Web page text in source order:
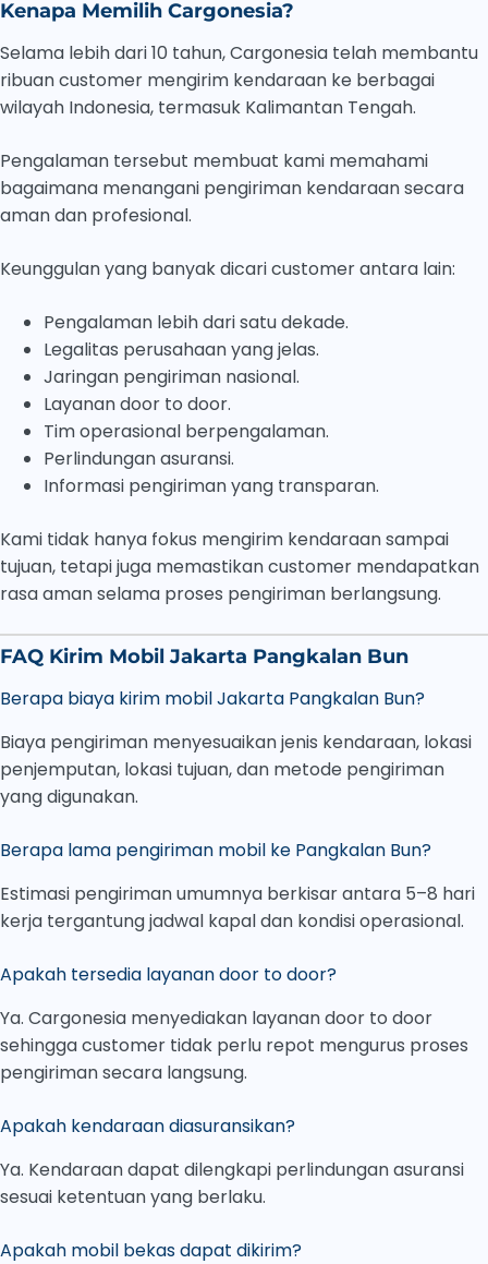
Kenapa Memilih Cargonesia?
Selama lebih dari 10 tahun, Cargonesia telah membantu
ribuan customer mengirim kendaraan ke berbagai
wilayah Indonesia, termasuk Kalimantan Tengah.
Pengalaman tersebut membuat kami memahami
bagaimana menangani pengiriman kendaraan secara
aman dan profesional.
Keunggulan yang banyak dicari customer antara lain:
Pengalaman lebih dari satu dekade.
Legalitas perusahaan yang jelas.
Jaringan pengiriman nasional.
Layanan door to door.
Tim operasional berpengalaman.
Perlindungan asuransi.
Informasi pengiriman yang transparan.
Kami tidak hanya fokus mengirim kendaraan sampai
tujuan, tetapi juga memastikan customer mendapatkan
rasa aman selama proses pengiriman berlangsung.
FAQ Kirim Mobil Jakarta Pangkalan Bun
Berapa biaya kirim mobil Jakarta Pangkalan Bun?
Biaya pengiriman menyesuaikan jenis kendaraan, lokasi
penjemputan, lokasi tujuan, dan metode pengiriman
yang digunakan.
Berapa lama pengiriman mobil ke Pangkalan Bun?
Estimasi pengiriman umumnya berkisar antara 5–8 hari
kerja tergantung jadwal kapal dan kondisi operasional.
Apakah tersedia layanan door to door?
Ya. Cargonesia menyediakan layanan door to door
sehingga customer tidak perlu repot mengurus proses
pengiriman secara langsung.
Apakah kendaraan diasuransikan?
Ya. Kendaraan dapat dilengkapi perlindungan asuransi
sesuai ketentuan yang berlaku.
Apakah mobil bekas dapat dikirim?